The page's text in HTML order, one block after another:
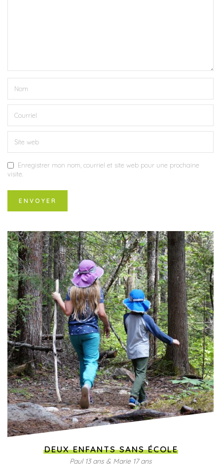
Enregistrer mon nom, courriel et site web pour une prochaine
visite.
DEUX ENFANTS SANS ÉCOLE
Paul 13 ans & Marie 17 ans